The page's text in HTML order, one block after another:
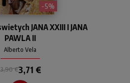
- 5%
l'intercessione di
XXIII e san
Paolo II, ispirati
e dagli sguardi
due grandi papi,
amati e venerati.
JANA XXIII I JANA
PAWLA II
Alberto Vela
3,90 €3,71 €